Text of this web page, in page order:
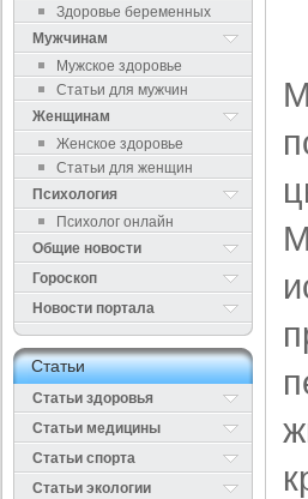
Здоровье беременных
Мужчинам
Мужское здоровье
Статьи для мужчин
Женщинам
Женское здоровье
Статьи для женщин
Психология
Психолог онлайн
Общие новости
Гороскоп
Новости портала
Cтатьи
Статьи здоровья
Cтатьи медицины
Статьи спорта
Статьи экологии